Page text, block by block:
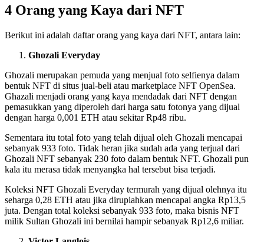
4 Orang yang Kaya dari NFT
Berikut ini adalah daftar orang yang kaya dari NFT, antara lain:
Ghozali Everyday
Ghozali merupakan pemuda yang menjual foto selfienya dalam
bentuk NFT di situs jual-beli atau marketplace NFT OpenSea.
Ghazali menjadi orang yang kaya mendadak dari NFT dengan
pemasukkan yang diperoleh dari harga satu fotonya yang dijual
dengan harga 0,001 ETH atau sekitar Rp48 ribu.
Sementara itu total foto yang telah dijual oleh Ghozali mencapai
sebanyak 933 foto. Tidak heran jika sudah ada yang terjual dari
Ghozali NFT sebanyak 230 foto dalam bentuk NFT. Ghozali pun
kala itu merasa tidak menyangka hal tersebut bisa terjadi.
Koleksi NFT Ghozali Everyday termurah yang dijual olehnya itu
seharga 0,28 ETH atau jika dirupiahkan mencapai angka Rp13,5
juta. Dengan total koleksi sebanyak 933 foto, maka bisnis NFT
milik Sultan Ghozali ini bernilai hampir sebanyak Rp12,6 miliar.